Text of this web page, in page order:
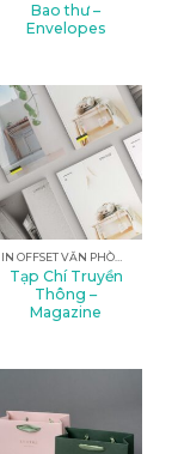
Bao thư –
Envelopes
IN OFFSET VĂN PHÒNG
Tạp Chí Truyền
Thông –
Magazine